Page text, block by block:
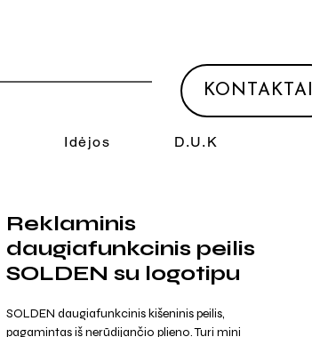
Idėjos D.U.K
KONTAKTAI
Reklaminis
daugiafunkcinis peilis
SOLDEN su logotipu
SOLDEN daugiafunkcinis kišeninis peilis,
pagamintas iš nerūdijančio plieno. Turi mini